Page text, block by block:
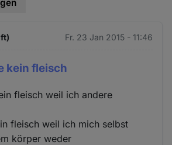
Fr. 23 Jan 2015 - 11:46
kein fleisch
fleisch weil ich andere
fleisch weil ich mich selbst
körper weder